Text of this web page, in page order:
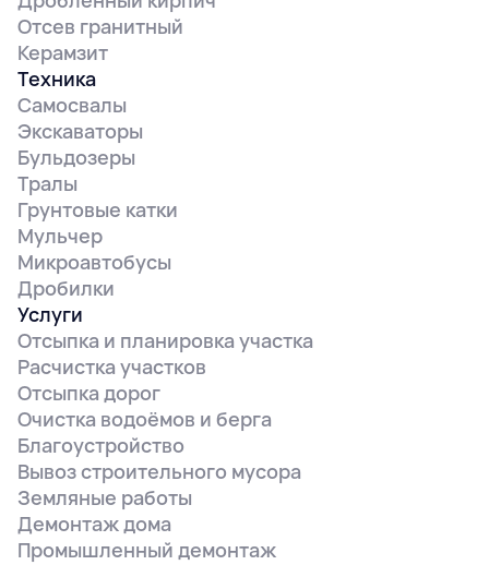
Отсев гранитный
Керамзит
Техника
Самосвалы
Экскаваторы
Бульдозеры
Тралы
Грунтовые катки
Мульчер
Микроавтобусы
Дробилки
Услуги
Отсыпка и планировка участка
Расчистка участков
Отсыпка дорог
Очистка водоёмов и берга
Благоустройство
Вывоз строительного мусора
Земляные работы
Демонтаж дома
Промышленный демонтаж